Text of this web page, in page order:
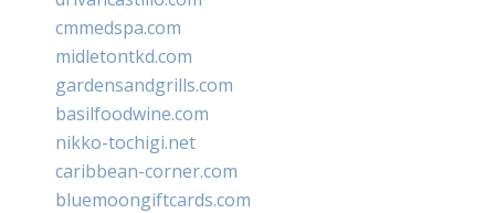
cmmedspa.com
midletontkd.com
gardensandgrills.com
basilfoodwine.com
nikko-tochigi.net
caribbean-corner.com
bluemoongiftcards.com